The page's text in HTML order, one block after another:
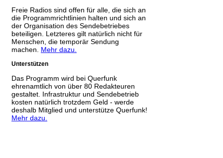
Freie Radios sind offen für alle, die sich an
die Programmrichtlinien halten und sich an
der Organisation des Sendebetriebes
beteiligen. Letzteres gilt natürlich nicht für
Menschen, die temporär Sendung
machen. Mehr dazu.
Unterstützen
Das Programm wird bei Querfunk
ehrenamtlich von über 80 Redakteuren
gestaltet. Infrastruktur und Sendebetrieb
kosten natürlich trotzdem Geld - werde
deshalb Mitglied und unterstütze Querfunk!
Mehr dazu.